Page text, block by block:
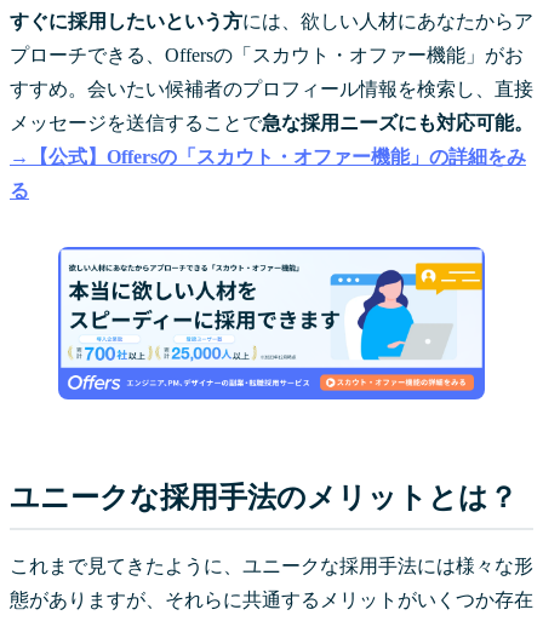
すぐに採用したいという方には、欲しい人材にあなたからア
プローチできる、Offersの「スカウト・オファー機能」がお
すすめ。会いたい候補者のプロフィール情報を検索し、直接
メッセージを送信することで急な採用ニーズにも対応可能。
→【公式】Offersの「スカウト・オファー機能」の詳細をみ
る
ユニークな採用手法のメリットとは？
これまで見てきたように、ユニークな採用手法には様々な形
態がありますが、それらに共通するメリットがいくつか存在